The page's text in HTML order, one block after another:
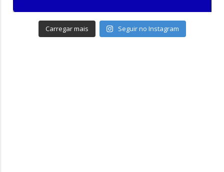
Carregar mais Seguir no Instagram